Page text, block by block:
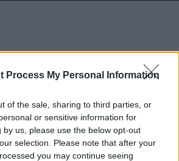
Process My Personal Information
of the sale, sharing to third parties, or
or sensitive information for
by us, please use the below opt-out
selection. Please note that after your
you may continue seeing